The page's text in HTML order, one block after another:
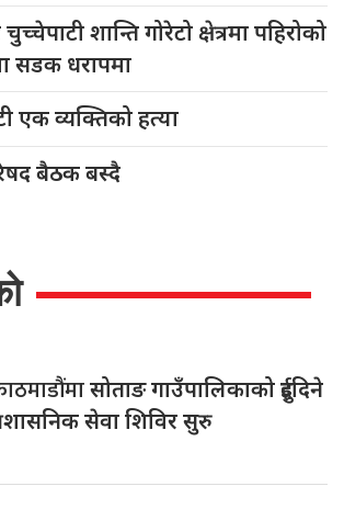
शान्ति गोरेटो क्षेत्रमा पहिरोको
सडक धरापमा
एक व्यक्तिको हत्या
बैठक बस्दै
सोताङ गाउँपालिकाको दुईदिने
सेवा शिविर सुरु